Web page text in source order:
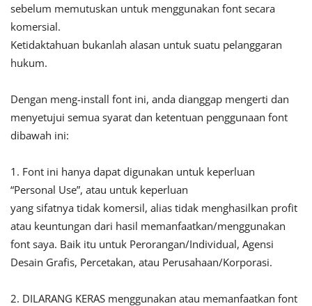
sebelum memutuskan untuk menggunakan font secara
komersial.
Ketidaktahuan bukanlah alasan untuk suatu pelanggaran
hukum.
Dengan meng-install font ini, anda dianggap mengerti dan
menyetujui semua syarat dan ketentuan penggunaan font
dibawah ini:
1. Font ini hanya dapat digunakan untuk keperluan
“Personal Use”, atau untuk keperluan
yang sifatnya tidak komersil, alias tidak menghasilkan profit
atau keuntungan dari hasil memanfaatkan/menggunakan
font saya. Baik itu untuk Perorangan/Individual, Agensi
Desain Grafis, Percetakan, atau Perusahaan/Korporasi.
2. DILARANG KERAS menggunakan atau memanfaatkan font